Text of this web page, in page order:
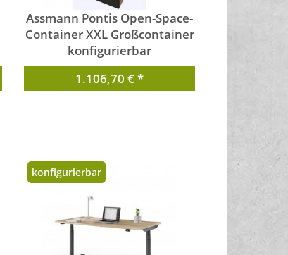
Assmann Pontis Open-Space-
Container XXL Großcontainer
konfigurierbar
von Assmann
1.106,70 € *
konfigurierbar